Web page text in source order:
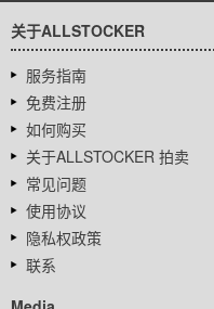
关于ALLSTOCKER
服务指南
免费注册
如何购买
关于ALLSTOCKER 拍卖
常见问题
使用协议
隐私权政策
联系